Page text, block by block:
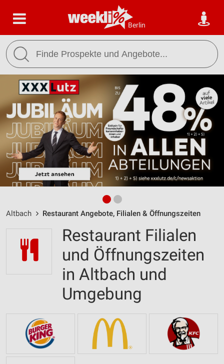
Berlin
Altbach Restaurant Angebote, Filialen & Öffnungszeiten
Restaurant Filialen
und Öffnungszeiten
in Altbach und
Umgebung